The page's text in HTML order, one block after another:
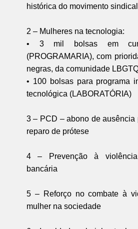
histórica do movimento
2 – Mulheres na tecnologia:
• 3 mil bolsas em
(PROGRAMARIA), com
negras, da comunidade
• 100 bolsas para programa
tecnológica (LABORATÓRIA)
3 – PCD – abono de ausência
reparo de prótese
4 – Prevenção à
bancária
5 – Reforço no combate à
mulher na sociedade